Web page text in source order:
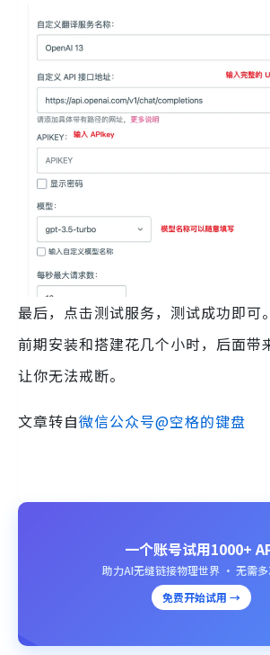
最后，点击测试服务，测试成功即可。
前期安装和搭建花几个小时，后面带
让你无法戒断。
文章转自微信公众号@空格的键盘
一个账号试用1000+
助力AI无缝链接物理世界 · 无需
免费开始试用 →